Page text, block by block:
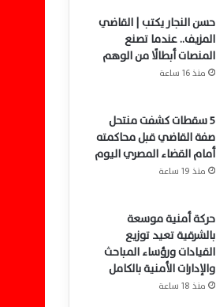
حسن النجار يكتب | القاضي
المزيف.. عندما تصنع
المنصات أبطالًا من الوهم
منذ 16 ساعة
5 سقطات كشفت منتحل
صفة القاضي قبل محاكمته
أمام القضاء المصري اليوم
منذ 19 ساعة
حركة أمنية موسعة
بالشرقية تعيد توزيع
القيادات ورؤساء المباحث
والإدارات الأمنية بالكامل
منذ 18 ساعة